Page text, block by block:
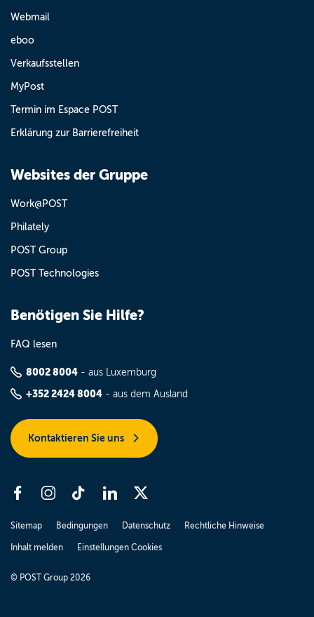
Webmail
eboo
Verkaufsstellen
MyPost
Termin im Espace POST
Erklärung zur Barrierefreiheit
Websites der Gruppe
Work@POST
Philately
POST Group
POST Technologies
Benötigen Sie Hilfe?
FAQ lesen
8002 8004 - aus Luxemburg
+352 2424 8004 - aus dem Ausland
Kontaktieren Sie uns
Sitemap Bedingungen Datenschutz Rechtliche Hinweise
Inhalt melden Einstellungen Cookies
© POST Group 2026